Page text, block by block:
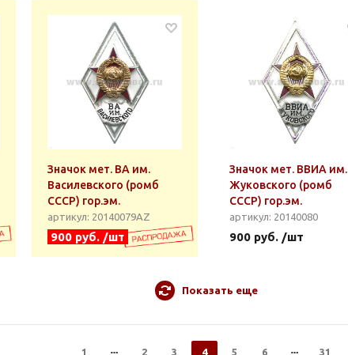
Значок мет. ВА им.
Василевского (ромб
СССР) гор.эм.
артикул: 20140079АZ
900 руб. /шт
Значок мет. ВВИА им.
Жуковского (ромб
СССР) гор.эм.
артикул: 20140080
900 руб. /шт
Показать еще
1 2 3 4 5 6 31